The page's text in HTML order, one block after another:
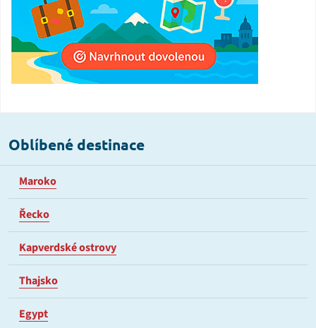
Oblíbené destinace
Maroko
Řecko
Kapverdské ostrovy
Thajsko
Egypt